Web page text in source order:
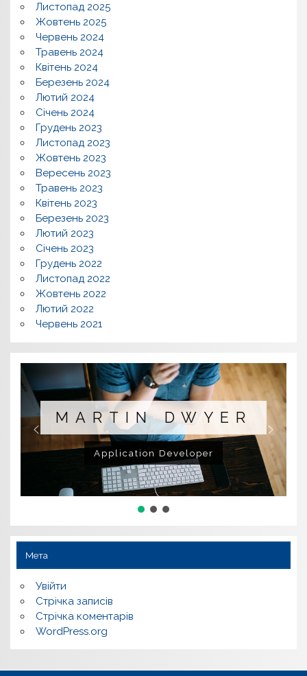
Листопад 2025
Жовтень 2025
Червень 2024
Травень 2024
Квітень 2024
Березень 2024
Лютий 2024
Січень 2024
Грудень 2023
Листопад 2023
Жовтень 2023
Вересень 2023
Травень 2023
Квітень 2023
Березень 2023
Лютий 2023
Січень 2023
Грудень 2022
Листопад 2022
Жовтень 2022
Лютий 2022
Червень 2021
MARTIN DWYER
Application Developer
Мета
Увійти
Стрічка записів
Стрічка коментарів
WordPress.org